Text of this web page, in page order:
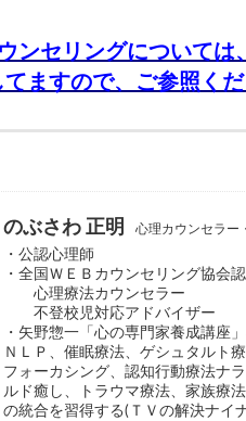
ンセリングについては、
ますので、ご参照く
のぶさわ 正明 心理カウンセラー
・公認心理師
・全国ＷＥＢカウンセリング協会
心理療法カウンセラー
不登校児対応アドバイザー
・矢野惣一「心の専門家養成講座
ＮＬＰ、催眠療法、ゲシュタルト
フォーカシング、認知行動療法ナ
ルド癒し、トラウマ療法、家族療
の統合を習得する(ＴＶの解決ナイ